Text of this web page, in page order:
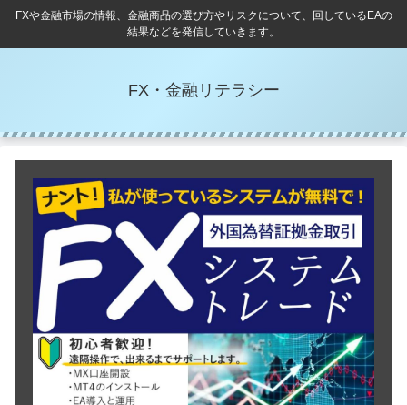
FXや金融市場の情報、金融商品の選び方やリスクについて、回しているEAの
結果などを発信していきます。
FX・金融リテラシー